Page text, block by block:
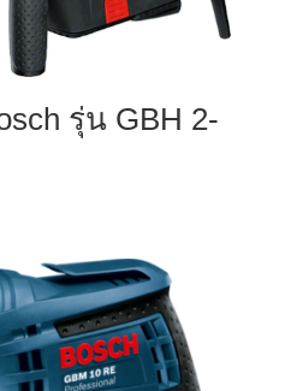
รุ่น GBH 2-